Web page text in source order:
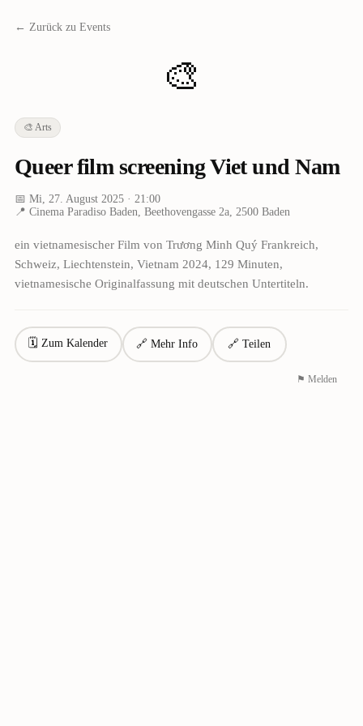
← Zurück zu Events
🎨
🎨 Arts
Queer film screening Viet und Nam
📅 Mi, 27. August 2025· 21:00
📍 Cinema Paradiso Baden, Beethovengasse 2a, 2500 Baden
ein vietnamesischer Film von Trương Minh Quý Frankreich,
Schweiz, Liechtenstein, Vietnam 2024, 129 Minuten,
vietnamesische Originalfassung mit deutschen Untertiteln.
🗓 Zum Kalender 🔗 Mehr Info 🔗 Teilen
⚑ Melden